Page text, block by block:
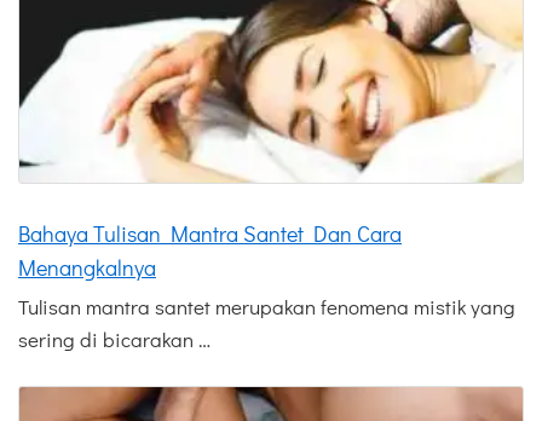
Bahaya Tulisan Mantra Santet Dan Cara
Menangkalnya
Tulisan mantra santet merupakan fenomena mistik yang
sering di bicarakan …